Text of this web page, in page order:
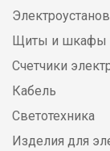
Щиты и шкафы
Счетчики
Кабель
Светотехника
Изделия для